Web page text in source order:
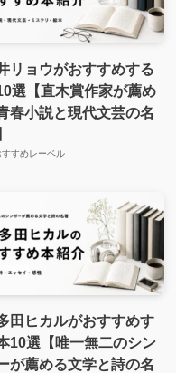
リョウがおすすめする
選【直木賞作家が薦め
春小説と現代文芸の名
すすめレーベル
田ヒカルがおすすめす
10選【唯一無二のシン
が薦める文学と詩の名